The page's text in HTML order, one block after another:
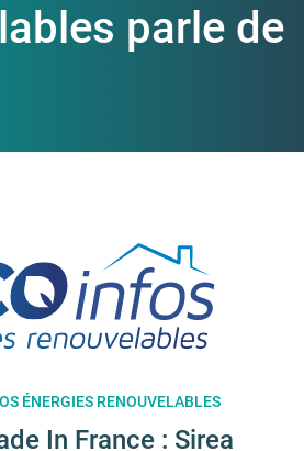
parle de
ÉNERGIES RENOUVELABLES
In France : Sirea